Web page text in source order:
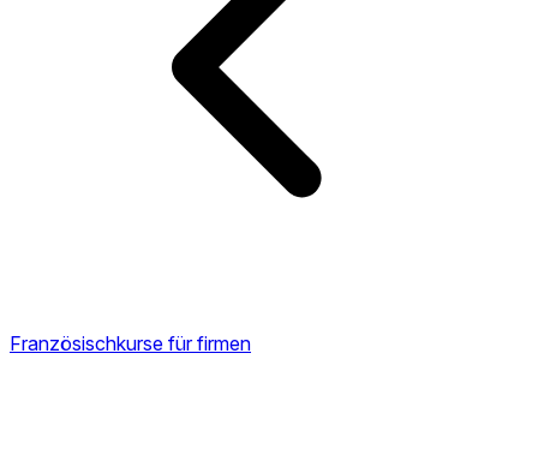
Französischkurse für firmen